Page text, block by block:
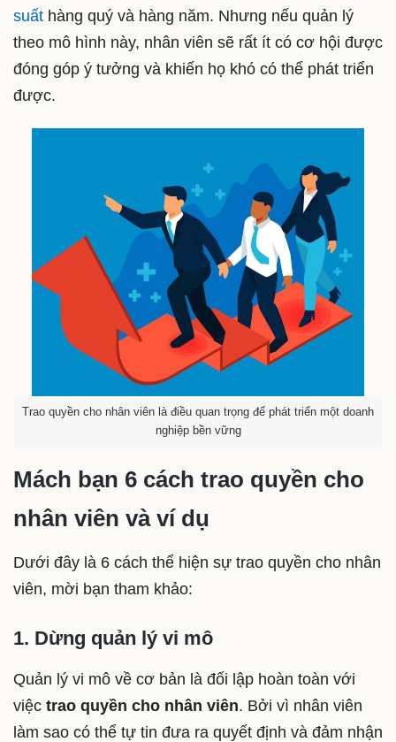
suất hàng quý và hàng năm. Nhưng nếu quản lý
theo mô hình này, nhân viên sẽ rất ít có cơ hội được
đóng góp ý tưởng và khiến họ khó có thể phát triển
được.
Trao quyền cho nhân viên là điều quan trọng để phát triển một doanh
nghiệp bền vững
Mách bạn 6 cách trao quyền cho
nhân viên và ví dụ
Dưới đây là 6 cách thể hiện sự trao quyền cho nhân
viên, mời bạn tham khảo:
1. Dừng quản lý vi mô
Quản lý vi mô về cơ bản là đối lập hoàn toàn với
việc trao quyền cho nhân viên. Bởi vì nhân viên
làm sao có thể tự tin đưa ra quyết định và đảm nhận